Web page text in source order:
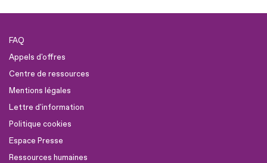
FAQ
Appels d'offres
Centre de ressources
Mentions légales
Lettre d'information
Politique cookies
Espace Presse
Ressources humaines